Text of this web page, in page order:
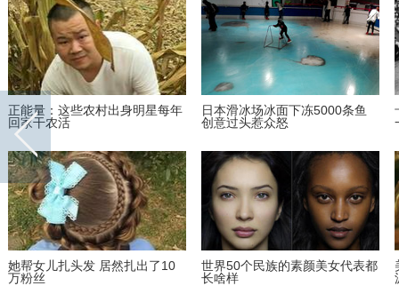
正能量：这些农村出身明星每年
回家干农活
日本滑冰场冰面下冻5000条鱼
创意过头惹众怒
她帮女儿扎头发 居然扎出了10
万粉丝
世界50个民族的素颜美女代表都
长啥样